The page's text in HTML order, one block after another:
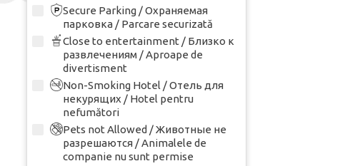
Secure Parking / Охраняемая
парковка / Parcare securizată
Close to entertainment / Близко к
развлечениям / Aproape de
divertisment
Non-Smoking Hotel / Отель для
некурящих / Hotel pentru
nefumători
Pets not Allowed / Животные не
разрешаются / Animalele de
companie nu sunt permise